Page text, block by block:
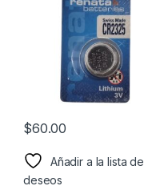
$60.00
Añadir a la lista de
deseos